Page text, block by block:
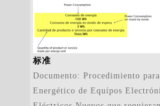
标准
Documento: Procedimiento
Energético de Equípos